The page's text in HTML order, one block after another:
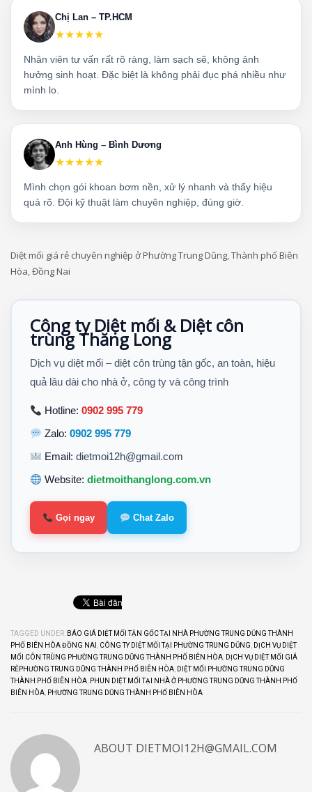
Chị Lan – TP.HCM
★★★★★
Nhân viên tư vấn rất rõ ràng, làm sạch sẽ, không ảnh
hưởng sinh hoạt. Đặc biệt là không phải đục phá nhiều như
mình lo.
Anh Hùng – Bình Dương
★★★★★
Mình chọn gói khoan bơm nền, xử lý nhanh và thấy hiệu
quả rõ. Đội kỹ thuật làm chuyên nghiệp, đúng giờ.
Diệt mối giá rẻ chuyên nghiệp ở Phường Trung Dũng, Thành phố Biên
Hòa, Đồng Nai
Công ty Diệt mối & Diệt côn
trùng Thăng Long
Dịch vụ diệt mối – diệt côn trùng tận gốc, an toàn, hiệu
quả lâu dài cho nhà ở, công ty và công trình
Hotline:0902 995 779
Zalo:0902 995 779
Email:dietmoi12h@gmail.com
Website:dietmoithanglong.com.vn
Gọi ngay Chat Zalo
TAGGED UNDER: BÁO GIÁ DIỆT MỐI TẬN GỐC TẠI NHÀ PHƯỜNG TRUNG DŨNG THÀNH
PHỐ BIÊN HÒA ĐỒNG NAI , CÔNG TY DIỆT MỐI TẠI PHƯỜNG TRUNG DŨNG, DỊCH VỤ DIỆT
MỐI CÔN TRÙNG PHƯỜNG TRUNG DŨNG THÀNH PHỐ BIÊN HÒA, DỊCH VỤ DIỆT MỐI GIÁ
RẺPHƯỜNG TRUNG DŨNG THÀNH PHỐ BIÊN HÒA, DIỆT MỐI PHƯỜNG TRUNG DŨNG
THÀNH PHỐ BIÊN HÒA, PHUN DIỆT MỐI TẠI NHÀ Ở PHƯỜNG TRUNG DŨNG THÀNH PHỐ
BIÊN HÒA, PHƯỜNG TRUNG DŨNG THÀNH PHỐ BIÊN HÒA
ABOUT DIETMOI12H@GMAIL.COM